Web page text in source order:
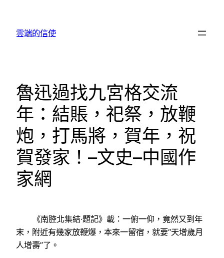
雲端的信使
魯迅過找九宮格交流
年：結賬，祀祭，放鞭
炮，打馬將，賀年，祝
賀發家！–文史–中國作
家網
《南腔北集結·題記》載：一俯一仰，竟然又到年
末，附近有幾家放鞭爆，本來一留宿，就要“天增歲月
人增壽”了。